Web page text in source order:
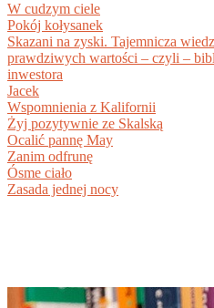
W cudzym ciele
Pokój kołysanek
Skazani na zyski. Tajemnicza
prawdziwych wartości – czyli –
inwestora
Jacek
Wspomnienia z Kalifornii
Żyj pozytywnie ze Skalską
Ocalić pannę May
Zanim odfrunę
Ósme ciało
Zasada jednej nocy